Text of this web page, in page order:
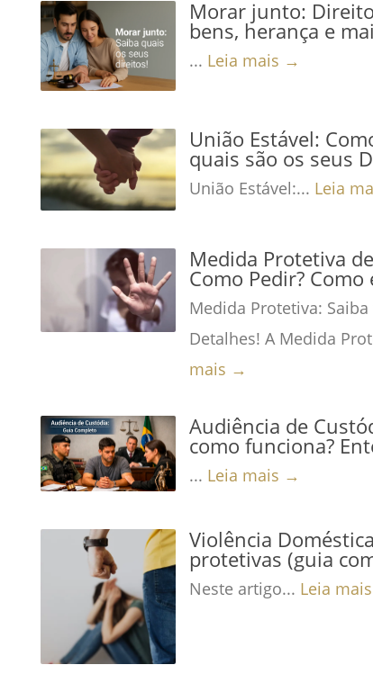
Morar junto:
bens, herança e
... Leia mais →
União Estável:
quais são os seus
União Estável:... Leia
Medida Protetiva
Como Pedir? Como
Medida Protetiva:
Detalhes! A Medida
mais →
Audiência de
como funciona?
... Leia mais →
Violência
protetivas (guia
Neste artigo... Leia